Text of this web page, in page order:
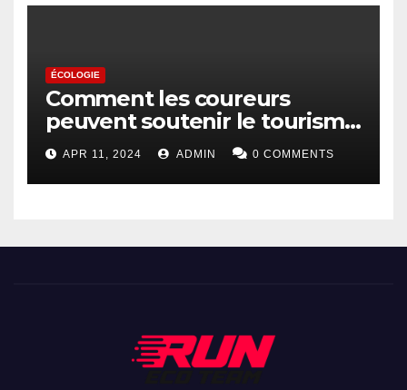
ÉCOLOGIE
Comment les coureurs
peuvent soutenir le tourisme
durable
APR 11, 2024 ADMIN 0 COMMENTS